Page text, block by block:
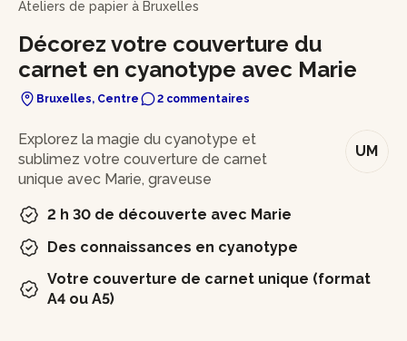
Ateliers de papier à Bruxelles
Décorez votre couverture du
carnet en cyanotype avec Marie
Bruxelles, Centre 2 commentaires
En bref
UM
Explorez la magie du cyanotype et
sublimez votre couverture de carnet
unique avec Marie, graveuse
2 h 30 de découverte avec Marie
Des connaissances en cyanotype
Votre couverture de carnet unique (format
A4 ou A5)